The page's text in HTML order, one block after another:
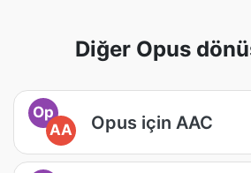
Diğer Opus
Op
AA
Opus için AAC